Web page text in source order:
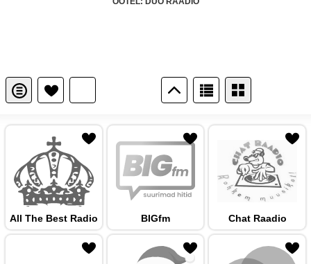
All The Best Radio BIGfm Chat Raadio